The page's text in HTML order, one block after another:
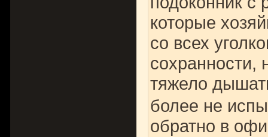
которые
со всех
сохранности,
тяжело
более не
обратно в